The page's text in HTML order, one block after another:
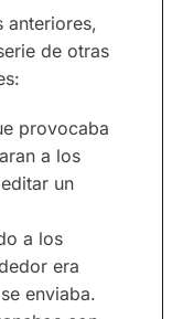
anteriores,
de otras
provocaba
a los
un
a los
era
enviaba.